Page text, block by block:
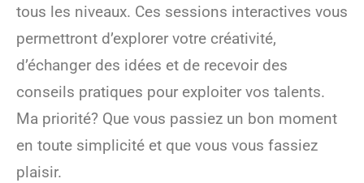
tous les niveaux. Ces sessions interactives vous
permettront d’explorer votre créativité,
d’échanger des idées et de recevoir des
conseils pratiques pour exploiter vos talents.
Ma priorité? Que vous passiez un bon moment
en toute simplicité et que vous vous fassiez
plaisir.